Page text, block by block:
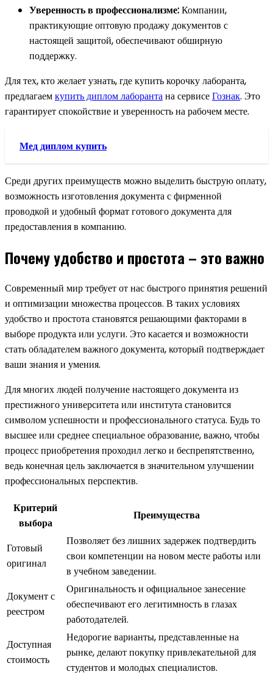
Уверенность в профессионализме:Компании,
практикующие оптовую продажу документов с
настоящей защитой, обеспечивают обширную
поддержку.
Для тех, кто желает узнать, где купить корочку лаборанта,
предлагаемкупить диплом лаборантана сервисеГознак. Это
гарантирует спокойствие и уверенность на рабочем месте.
Мед диплом купить
Среди других преимуществ можно выделить быструю оплату,
возможность изготовления документа с фирменной
проводкой и удобный формат готового документа для
предоставления в компанию.
Почему удобство и простота – это важно
Современный мир требует от нас быстрого принятия решений
и оптимизации множества процессов. В таких условиях
удобство и простота становятся решающими факторами в
выборе продукта или услуги. Это касается и возможности
стать обладателем важного документа, который подтверждает
ваши знания и умения.
Для многих людей получение настоящего документа из
престижного университета или института становится
символом успешности и профессионального статуса. Будь то
высшее или среднее специальное образование, важно, чтобы
процесс приобретения проходил легко и беспрепятственно,
ведь конечная цель заключается в значительном улучшении
профессиональных перспектив.
Критерий
выбора
Преимущества
Готовый
оригинал
Позволяет без лишних задержек подтвердить
свои компетенции на новом месте работы или
в учебном заведении.
Документ с
реестром
Оригинальность и официальное занесение
обеспечивают его легитимность в глазах
работодателей.
Доступная
стоимость
Недорогие варианты, представленные на
рынке, делают покупку привлекательной для
студентов и молодых специалистов.